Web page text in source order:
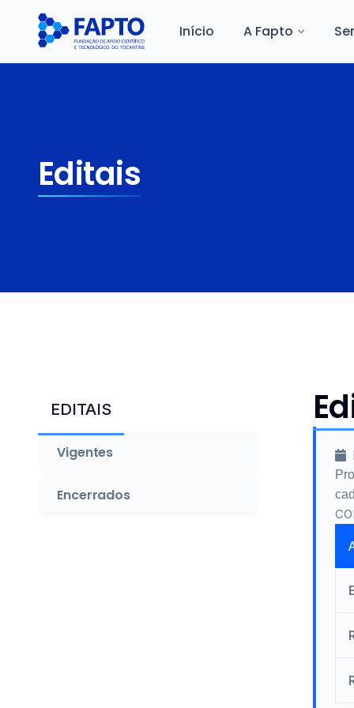
Início A Fapto
Editais
EDITAIS
Vigentes
Encerrados